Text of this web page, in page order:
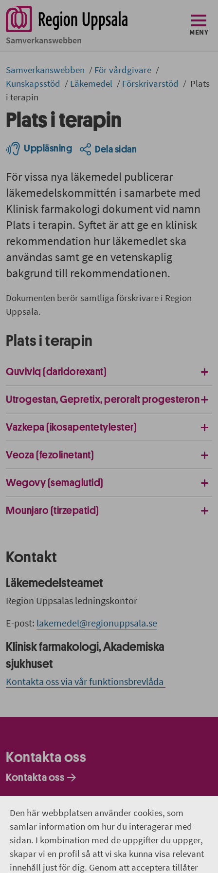
Den här webbplatsen använder cookies, som
samlar information om hur du interagerar med
sidan. I kombination med de uppgifter du uppger,
skapar vi en profil så att vi ska kunna visa relevant
innehåll just för dig. Genom att acceptera tillåter
Samverkans­­webben
MENY
Samverkans­­­webben
För vårdgivare
Kunskapsstöd
Läkemedel Förskrivarstöd
Plats
i terapin
Plats i terapin
Uppläsning Dela sidan
För vissa nya läkemedel publicerar
läkemedelskommittén i samarbete med
Klinisk farmakologi dokument vid namn
Plats i terapin. Syftet är att ge en klinisk
rekommendation hur läkemedlet ska
användas samt ge en vetenskaplig
bakgrund till rekommendationen.
Dokumenten berör samtliga förskrivare i Region
Uppsala.
Plats i terapin
Quviviq (daridorexant)
Utrogestan, Gepretix, peroralt progesteron
Vazkepa (ikosapentetylester)
Veoza (fezolinetant)
Wegovy (semaglutid)
Mounjaro (tirzepatid)
Kontakt
Läkemedelsteamet
Region Uppsalas ledningskontor
E-post: lakemedel@regionuppsala.se
Klinisk farmakologi, Akademiska
sjukhuset
Kontakta oss via vår funktionsbrevlåda
Kontakta oss
Kontakta oss
Om webbplatsen
018-611 00 00